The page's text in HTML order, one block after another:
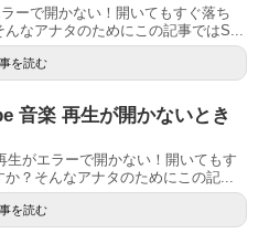
ーで開かない！開いてもすぐ落ち
なアナタのためにこの記事ではS...
を読む
音楽 再生が開かないとき
がエラーで開かない！開いてもす
？そんなアナタのためにこの記...
を読む